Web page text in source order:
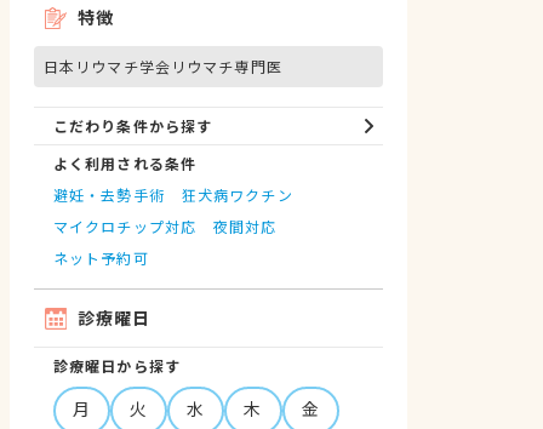
特徴
日本リウマチ学会リウマチ専門医
こだわり条件から探す
よく利用される条件
避妊・去勢手術
狂犬病ワクチン
マイクロチップ対応
夜間対応
ネット予約可
診療曜日
診療曜日から探す
月 火 水 木
金